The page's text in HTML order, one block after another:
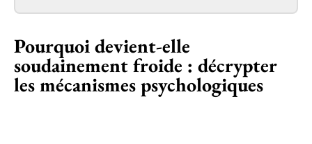
Pourquoi devient-elle
soudainement froide : décrypter
les mécanismes psychologiques